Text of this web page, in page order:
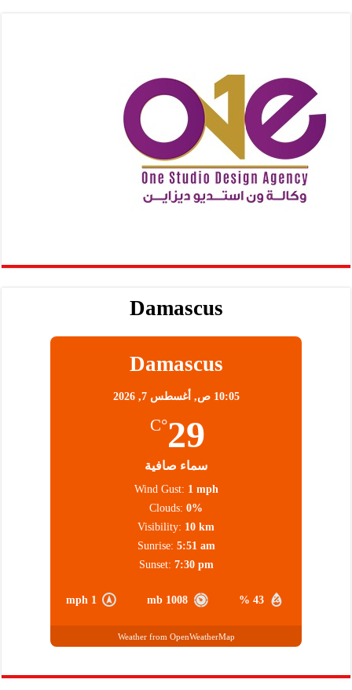
Damascus
Damascus
10:05 ص, أغسطس 7, 2026
29
°C
سماء صافية
43 %
1008 mb
1 mph
Wind Gust: 1 mph
Clouds: 0%
Visibility: 10 km
Sunrise: 5:51 am
Sunset: 7:30 pm
Weather from OpenWeatherMap